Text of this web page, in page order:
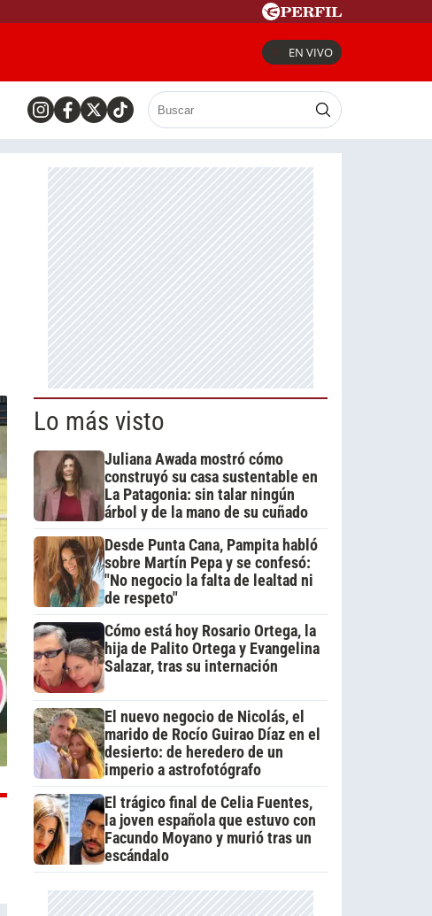
EN VIVO
Lo más visto
Juliana Awada mostró cómo
construyó su casa sustentable en
La Patagonia: sin talar ningún
árbol y de la mano de su cuñado
Desde Punta Cana, Pampita habló
sobre Martín Pepa y se confesó:
"No negocio la falta de lealtad ni
de respeto"
Cómo está hoy Rosario Ortega, la
hija de Palito Ortega y Evangelina
Salazar, tras su internación
El nuevo negocio de Nicolás, el
marido de Rocío Guirao Díaz en el
desierto: de heredero de un
imperio a astrofotógrafo
El trágico final de Celia Fuentes,
la joven española que estuvo con
Facundo Moyano y murió tras un
escándalo